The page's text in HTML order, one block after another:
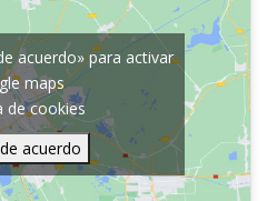
acuerdo» para activar
maps
de cookies
acuerdo